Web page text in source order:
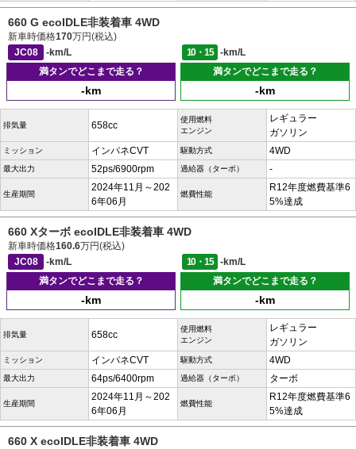
660 G ecoIDLE非装着車 4WD
新車時価格170万円(税込)
JC08
-km/L 10・15
-km/L
満タンでどこまで走る？
-km
満タンでどこまで走る？
-km
排気量 658cc
使用燃料
エンジン
レギュラー
ガソリン
ミッション インパネCVT 駆動方式 4WD
最大出力 52ps/6900rpm 過給器（ターボ） -
生産期間
2024年11月～202
6年06月
燃費性能
R12年度燃費基準6
5%達成
660 Xターボ ecoIDLE非装着車 4WD
新車時価格160.6万円(税込)
JC08
-km/L 10・15
-km/L
満タンでどこまで走る？
-km
満タンでどこまで走る？
-km
排気量 658cc
使用燃料
エンジン
レギュラー
ガソリン
ミッション インパネCVT 駆動方式 4WD
最大出力 64ps/6400rpm 過給器（ターボ） ターボ
生産期間
2024年11月～202
6年06月
燃費性能
R12年度燃費基準6
5%達成
660 X ecoIDLE非装着車 4WD